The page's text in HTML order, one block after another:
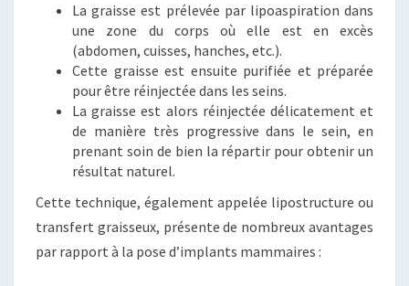
La graisse est prélevée par lipoaspiration dans
une zone du corps où elle est en excès
(abdomen, cuisses, hanches, etc.).
Cette graisse est ensuite purifiée et préparée
pour être réinjectée dans les seins.
La graisse est alors réinjectée délicatement et
de manière très progressive dans le sein, en
prenant soin de bien la répartir pour obtenir un
résultat naturel.
Cette technique, également appelée lipostructure ou
transfert graisseux, présente de nombreux avantages
par rapport à la pose d’implants mammaires :